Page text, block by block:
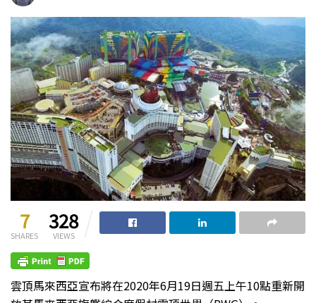
7
SHARES
328
VIEWS
雲頂馬來西亞宣布將在2020年6月19日週五上午10點重新開